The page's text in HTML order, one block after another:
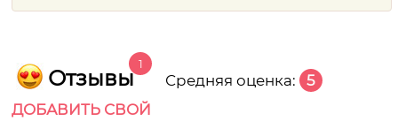
Отзывы
1
Средняя оценка: 5
ДОБАВИТЬ СВОЙ